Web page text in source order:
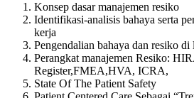
Konsep dasar manajemen resiko
Identifikasi-analisis bahaya serta
kerja
Pengendalian bahaya dan resiko
Perangkat manajemen Resiko:
Register,FMEA,HVA, ICRA,
State Of The Patient Safety